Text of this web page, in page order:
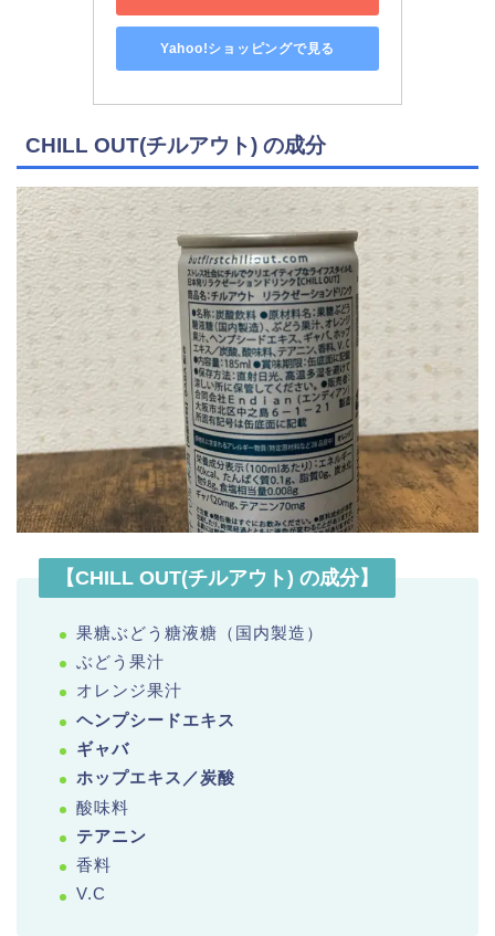
Yahoo!ショッピングで見る
CHILL OUT(チルアウト) の成分
【CHILL OUT(チルアウト) の成分】
果糖ぶどう糖液糖（国内製造）
ぶどう果汁
オレンジ果汁
ヘンプシードエキス
ギャバ
ホップエキス／炭酸
酸味料
テアニン
香料
V.C